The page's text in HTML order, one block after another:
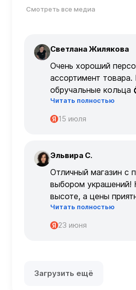
Смотреть все медиа
С Светлана Жилякова
Очень хороший
ассортимент товара.
обручальные кольца
очень
Читать полностью
15 июля
Э Эльвира С.
Отличный магазин с
выбором украшений!
высоте, а цены
Обслуживание на
консультанты очень
Читать полностью
23 июня
Загрузить ещё